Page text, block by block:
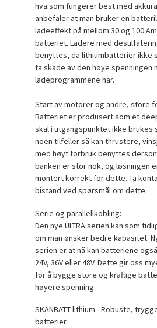
hva som fungerer best med
anbefaler at man bruker en
ladeeffekt på mellom 30 og 100
batteriet. Ladere med
benyttes, da lithiumbatterier ikke
ta skade av den høye spenningen
ladeprogrammene har.
Start av motorer og andre, store
Batteriet er produsert som et
skal i utgangspunktet ikke brukes
noen tilfeller så kan thrustere,
med høyt forbruk benyttes
banken er stor nok, og løsningen
montert korrekt for dette. Ta
bistand ved spørsmål om dette.
Serie og parallellkobling:
Den nye ULTRA serien kan som
om man ønsker bedre kapasitet.
serien er at nå kan batteriene
24V, 36V eller 48V. Dette gir oss
for å bygge store og kraftige
høyere spenning.
SKANBATT lithium - Robuste,
batterier